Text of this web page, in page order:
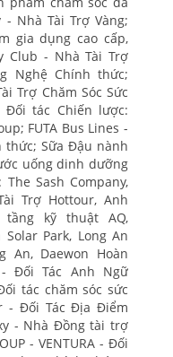
Nhà Tài Trợ Vàng;
gia dụng cao cấp,
Club - Nhà Tài Trợ
Nghệ Chính thức;
Trợ Chăm Sóc Sức
Đối tác Chiến lược:
FUTA Bus Lines -
thức; Sữa Đậu nành
uống dinh dưỡng
Sash Company,
Trợ Hottour, Anh
tầng kỹ thuật AQ,
Solar Park, Long An
An, Daewon Hoàn
- Đối Tác Anh Ngữ
tác chăm sóc sức
- Đối Tác Địa Điểm
- Nhà Đồng tài trợ
- VENTURA - Đối